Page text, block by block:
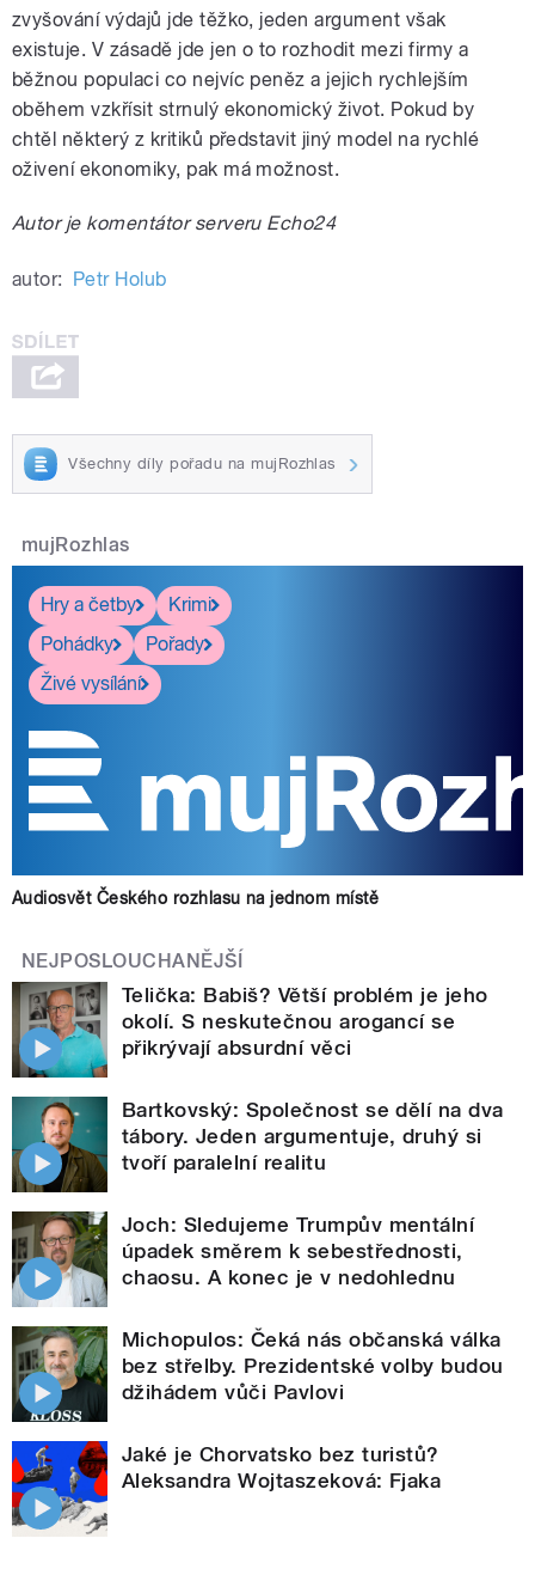
zvyšování výdajů jde těžko, jeden argument však
existuje. V zásadě jde jen o to rozhodit mezi firmy a
běžnou populaci co nejvíc peněz a jejich rychlejším
oběhem vzkřísit strnulý ekonomický život. Pokud by
chtěl některý z kritiků představit jiný model na rychlé
oživení ekonomiky, pak má možnost.
Autor je komentátor serveru Echo24
autor: Petr Holub
Všechny díly pořadu na mujRozhlas
mujRozhlas
Hry a četby
Krimi
Pohádky
Pořady
Živé vysílání
Audiosvět Českého rozhlasu na jednom místě
NEJPOSLOUCHANĚJŠÍ
Telička: Babiš? Větší problém je jeho
okolí. S neskutečnou arogancí se
přikrývají absurdní věci
Bartkovský: Společnost se dělí na dva
tábory. Jeden argumentuje, druhý si
tvoří paralelní realitu
Joch: Sledujeme Trumpův mentální
úpadek směrem k sebestřednosti,
chaosu. A konec je v nedohlednu
Michopulos: Čeká nás občanská válka
bez střelby. Prezidentské volby budou
džihádem vůči Pavlovi
Jaké je Chorvatsko bez turistů?
Aleksandra Wojtaszeková: Fjaka